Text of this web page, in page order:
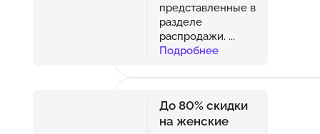
представленные в
разделе
распродажи. ...
Подробнее
До 80% скидки
на женские